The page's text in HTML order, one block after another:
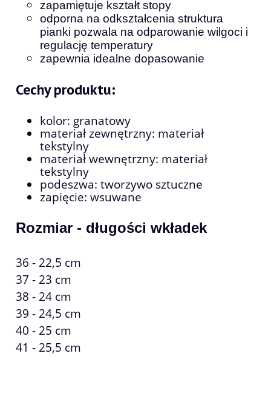
zapamiętuje kształt stopy
odporna na odkształcenia struktura
pianki pozwala na odparowanie wilgoci i
regulację temperatury
zapewnia idealne dopasowanie
Cechy produktu:
kolor: granatowy
materiał zewnętrzny: materiał
tekstylny
materiał wewnętrzny: materiał
tekstylny
podeszwa: tworzywo sztuczne
zapięcie: wsuwane
Rozmiar - długości wkładek
36 - 22,5 cm
37 - 23 cm
38 - 24 cm
39 - 24,5 cm
40 - 25 cm
41 - 25,5 cm